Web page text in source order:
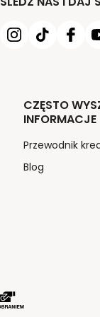
CZĘSTO
INFORMACJE
Przewodnik
Blog